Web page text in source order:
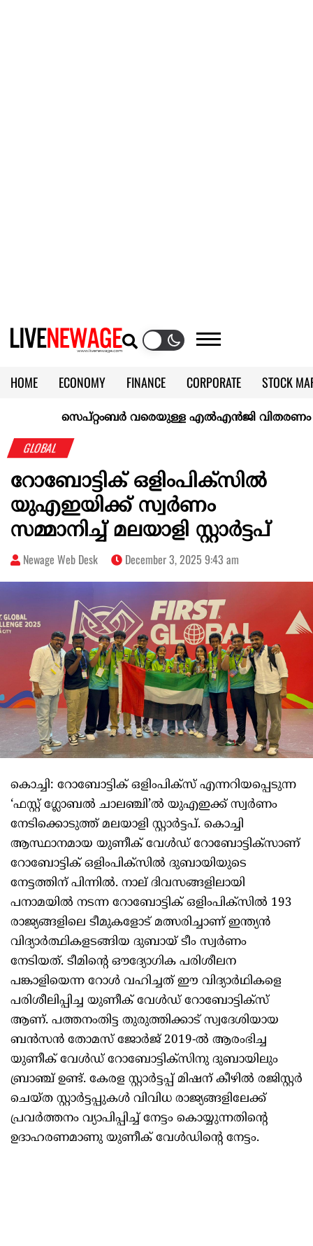
HOME ECONOMY FINANCE CORPORATE
STOCK
KERALA @70
സെപ്റ്റംബർ വരെയുള്ള എൽഎൻജി വിതരണം
GLOBAL
റോബോട്ടിക് ഒളിംപിക്സിൽ
യുഎഇയിക്ക് സ്വർണം
സമ്മാനിച്ച് മലയാളി സ്റ്റാർട്ടപ്
Newage Web Desk December 3, 2025 9:43 am
കൊച്ചി: റോബോട്ടിക് ഒളിംപിക്സ് എന്നറിയപ്പെടുന്ന
‘ഫസ്റ്റ് ഗ്ലോബൽ ചാലഞ്ചി’ൽ യുഎഇക്ക് സ്വർണം
നേടിക്കൊടുത്ത് മലയാളി സ്റ്റാർട്ടപ്. കൊച്ചി
ആസ്ഥാനമായ യുണീക് വേൾഡ് റോബോട്ടിക്സാണ്
റോബോട്ടിക് ഒളിംപിക്സിൽ ദുബായിയുടെ
നേട്ടത്തിന് പിന്നിൽ. നാല് ദിവസങ്ങളിലായി
പനാമയിൽ നടന്ന റോബോട്ടിക് ഒളിംപിക്സിൽ 193
രാജ്യങ്ങളിലെ ടീമുകളോട് മത്സരിച്ചാണ് ഇന്ത്യൻ
വിദ്യാർത്ഥികളടങ്ങിയ ദുബായ് ടീം സ്വർണം
നേടിയത്. ടീമിന്റെ ഔദ്യോഗിക പരിശീലന
പങ്കാളിയെന്ന റോൾ വഹിച്ചത് ഈ വിദ്യാർഥികളെ
പരിശീലിപ്പിച്ച യുണീക് വേൾഡ് റോബോട്ടിക്സ്
ആണ്. പത്തനംതിട്ട തുരുത്തിക്കാട് സ്വദേശിയായ
ബൻസൻ തോമസ് ജോർജ് 2019-ൽ ആരംഭിച്ച
യുണീക് വേൾഡ് റോബോട്ടിക്സിനു ദുബായിലും
ബ്രാഞ്ച് ഉണ്ട്. കേരള സ്റ്റാർട്ടപ്പ് മിഷന് കീഴിൽ രജിസ്റ്റർ
ചെയ്ത സ്റ്റാർട്ടപ്പുകൾ വിവിധ രാജ്യങ്ങളിലേക്ക്
പ്രവർത്തനം വ്യാപിപ്പിച്ച് നേട്ടം കൊയ്യുന്നതിന്റെ
ഉദാഹരണമാണു യുണീക് വേൾഡിന്റെ നേട്ടം.